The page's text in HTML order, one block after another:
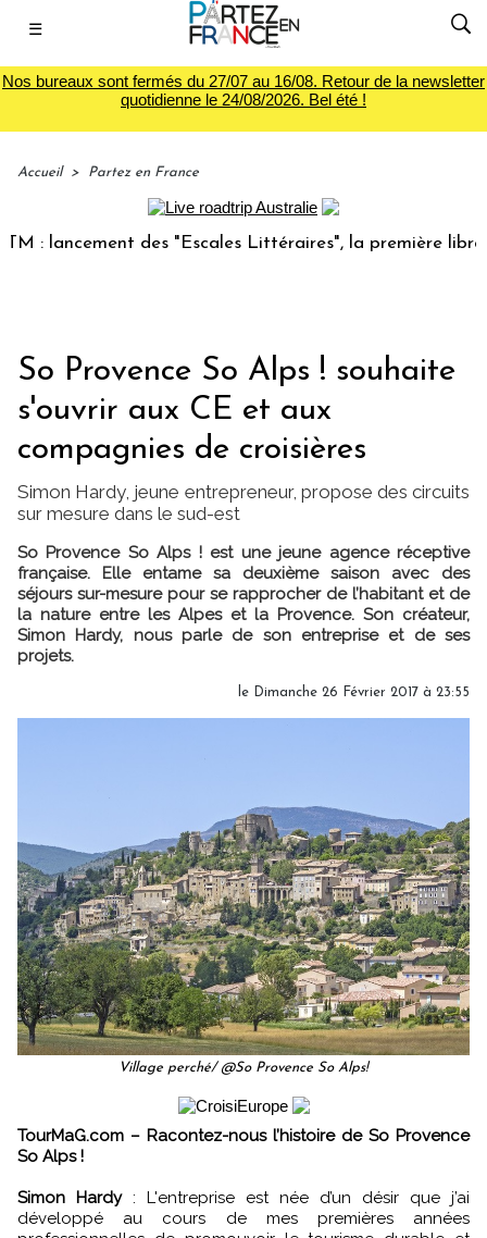
☰
Nos bureaux sont fermés du 27/07 au 16/08. Retour de la newsletter
quotidienne le 24/08/2026. Bel été !
Accueil > Partez en France
des "Escales Littéraires", la première librairie du
So Provence So Alps ! souhaite
s'ouvrir aux CE et aux
compagnies de croisières
Simon Hardy, jeune entrepreneur, propose des circuits
sur mesure dans le sud-est
So Provence So Alps ! est une jeune agence réceptive
française. Elle entame sa deuxième saison avec des
séjours sur-mesure pour se rapprocher de l’habitant et de
la nature entre les Alpes et la Provence. Son créateur,
Simon Hardy, nous parle de son entreprise et de ses
projets.
le Dimanche 26 Février 2017 à 23:55
Village perché/ @So Provence So Alps!
TourMaG.com – Racontez-nous l’histoire de So Provence
So Alps !
Simon Hardy: L'entreprise est née d’un désir que j’ai
développé au cours de mes premières années